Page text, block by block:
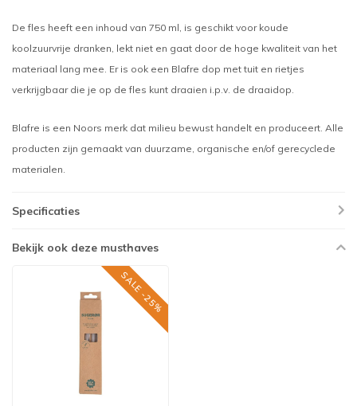
De fles heeft een inhoud van 750 ml, is geschikt voor koude
koolzuurvrije dranken, lekt niet en gaat door de hoge kwaliteit van het
materiaal lang mee. Er is ook een Blafre dop met tuit en rietjes
verkrijgbaar die je op de fles kunt draaien i.p.v. de draaidop.
Blafre is een Noors merk dat milieu bewust handelt en produceert. Alle
producten zijn gemaakt van duurzame, organische en/of gerecyclede
materialen.
Specificaties
Bekijk ook deze musthaves
SALE -25%